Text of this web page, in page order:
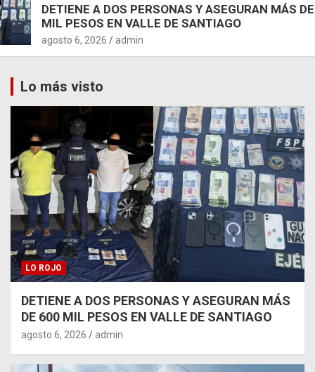
DETIENE A DOS PERSONAS Y ASEGURAN MÁS
MIL PESOS EN VALLE DE SANTIAGO
agosto 6, 2026 admin
Lo más visto
LO ROJO
DETIENE A DOS PERSONAS Y ASEGURAN MÁS
DE 600 MIL PESOS EN VALLE DE SANTIAGO
agosto 6, 2026 admin